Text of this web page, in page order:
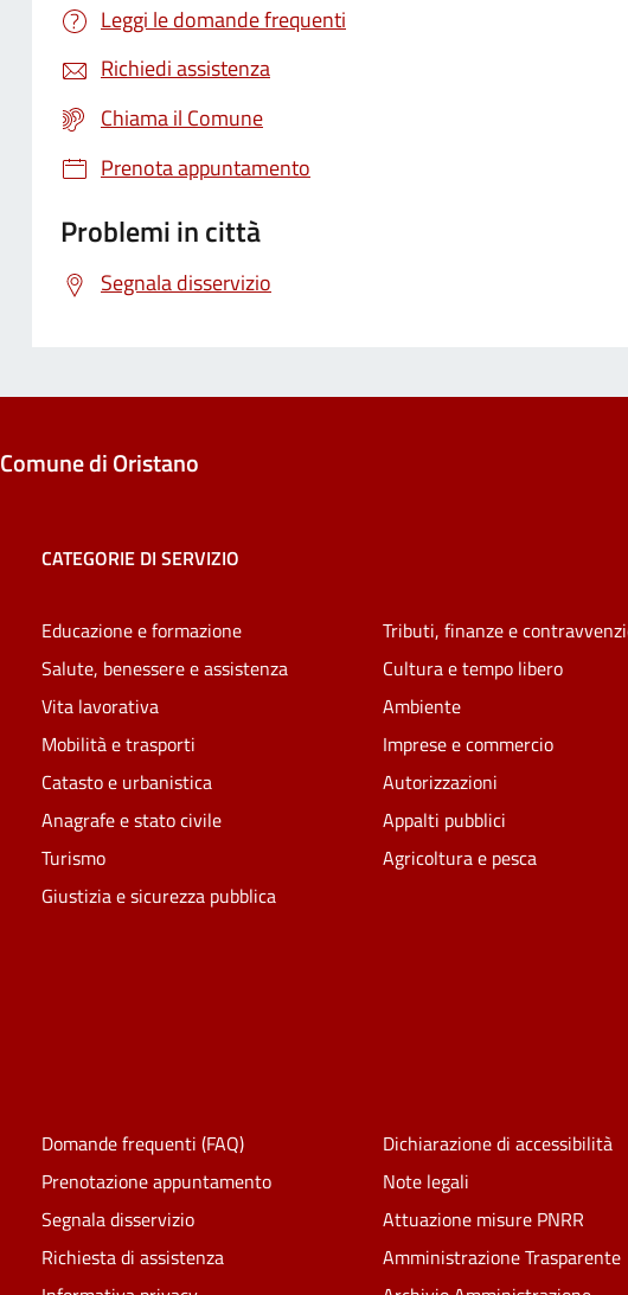
Leggi le domande frequenti
Richiedi assistenza
Chiama il Comune
Prenota appuntamento
Problemi in città
Segnala disservizio
Comune di Oristano
CATEGORIE DI SERVIZIO
Educazione e formazione
Salute, benessere e assistenza
Vita lavorativa
Mobilità e trasporti
Catasto e urbanistica
Anagrafe e stato civile
Turismo
Giustizia e sicurezza pubblica
Tributi, finanze e
Cultura e tempo libero
Ambiente
Imprese e commercio
Autorizzazioni
Appalti pubblici
Agricoltura e pesca
Domande frequenti (FAQ)
Prenotazione appuntamento
Segnala disservizio
Richiesta di assistenza
Dichiarazione di accessibilità
Note legali
Attuazione misure PNRR
Amministrazione Trasparente